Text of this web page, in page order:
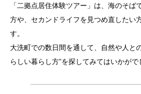
「二拠点居住体験ツアー」は、海のそば
方や、セカンドライフを見つめ直したい
す。
大洗町での数日間を通して、自然や人と
らしい暮らし方”を探してみてはいかがで